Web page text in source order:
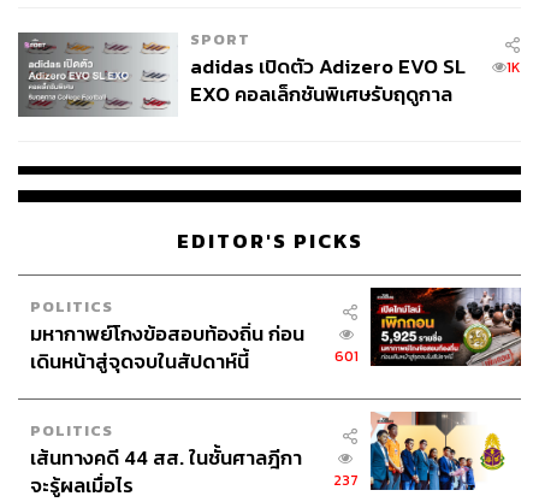
เมืองไทยมาร่วมส่งต่อองค์ความรู้ด้วย ส่วนหนึ่งก็เพื่อให้
นานาประเทศเห็นถึงความสามารถของแพทย์เมืองไทย”
ที่เรียบร้อย
SPORT
adidas เปิดตัว Adizero EVO SL
EXO คอลเล็กชันพิเศษรับฤดูกาล
1K
EDITOR'S PICKS
POLITICS
มหากาพย์โกงข้อสอบท้องถิ่น ก่อน
เดินหน้าสู่จุดจบในสัปดาห์นี้
601
POLITICS
เส้นทางคดี 44 สส. ในชั้นศาลฎีกา
จะรู้ผลเมื่อไร
237